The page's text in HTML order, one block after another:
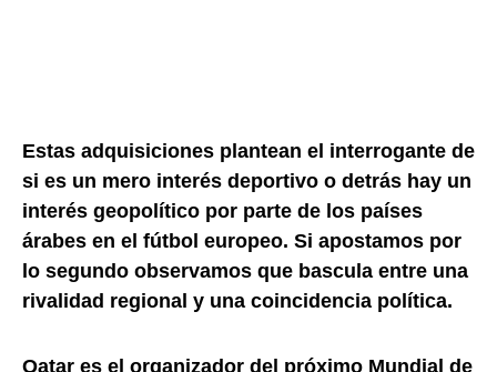
Estas adquisiciones plantean el interrogante de
si es un mero interés deportivo o detrás hay un
interés geopolítico por parte de los países
árabes en el fútbol europeo. Si apostamos por
lo segundo observamos que bascula entre una
rivalidad regional y una coincidencia política.
Qatar es el organizador del próximo Mundial de